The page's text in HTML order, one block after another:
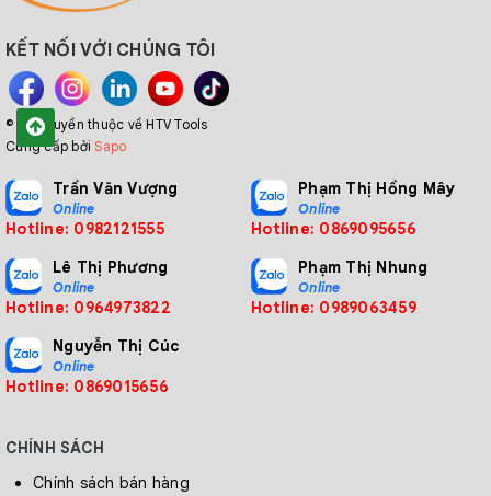
KẾT NỐI VỚI CHÚNG TÔI
© Bản quyền thuộc về HTV Tools
Cung cấp bởiSapo
Trần Văn Vượng
Online
Hotline: 0982121555
Phạm Thị Hồng Mây
Online
Hotline: 0869095656
Lê Thị Phương
Online
Hotline: 0964973822
Phạm Thị Nhung
Online
Hotline: 0989063459
Nguyễn Thị Cúc
Online
Hotline: 0869015656
CHÍNH SÁCH
Chính sách bán hàng